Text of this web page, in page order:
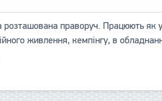
праворуч. Працюють як
живлення, кемпінгу, в